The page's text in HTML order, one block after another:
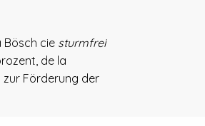
cie sturmfrei
de la
Förderung der